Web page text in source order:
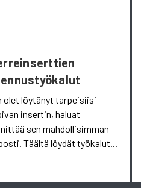
olet löytänyt tarpeisiisi
insertin, haluat
sen mahdollisimman
Täältä löydät työkalut...